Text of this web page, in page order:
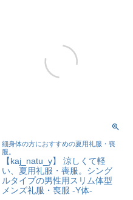
細身体の方におすすめの夏用礼服・喪
服。
【kaj_natu_y】 涼しくて軽
い、夏用礼服・喪服。シング
ルタイプの男性用スリム体型
メンズ礼服・喪服 -Y体-